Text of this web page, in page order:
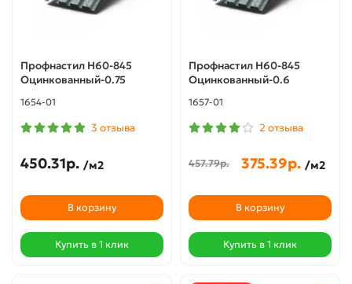
Профнастил Н60-845
Оцинкованный-0.75
1654-01
3 отзыва
450.31р. /м2
В корзину
Купить в 1 клик
Профнастил Н60-845
Оцинкованный-0.6
1657-01
2 отзыва
457.79р. 375.39р. /м2
В корзину
Купить в 1 клик